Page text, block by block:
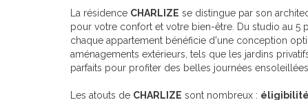
La résidence CHARLIZE se distingue par son
pour votre confort et votre bien-être. Du studio au 5
chaque appartement bénéficie d'une conception
aménagements extérieurs, tels que les jardins
parfaits pour profiter des belles journées ensoleillées.
Les atouts de CHARLIZE sont nombreux : éligibilité